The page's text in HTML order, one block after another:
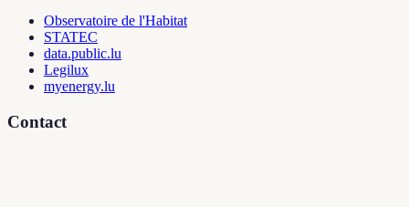
Observatoire de l'Habitat
STATEC
data.public.lu
Legilux
myenergy.lu
Contact